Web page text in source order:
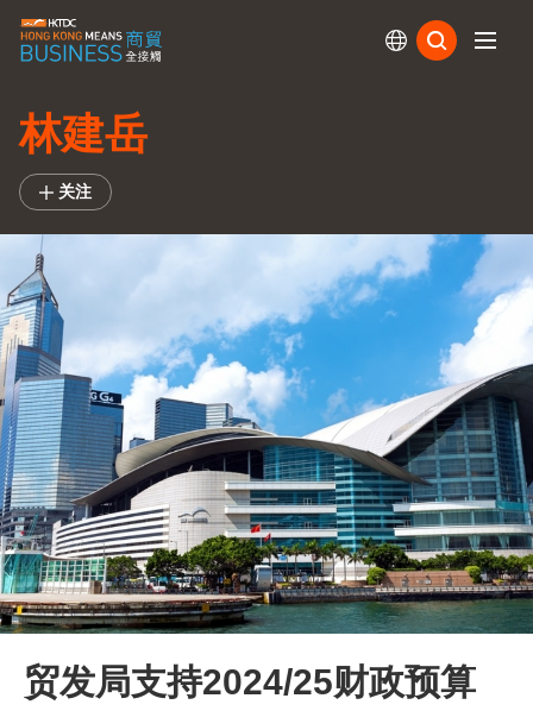
林建岳
关注
贸发局支持2024/25财政预算